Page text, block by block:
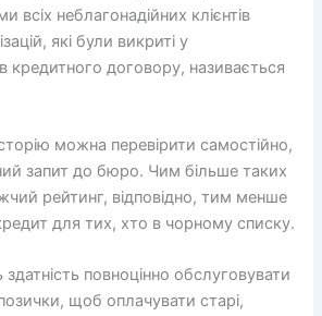
всіх неблагонадійних клієнтів
які були викриті у
кредитного договору, називається
можна перевірити самостійно,
запит до бюро. Чим більше таких
рейтинг, відповідно, тим менше
для тих, хто в чорному списку.
повноцінно обслуговувати
щоб оплачувати старі,